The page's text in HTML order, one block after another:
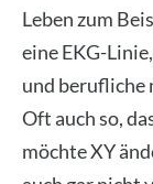
Leben zum
eine EKG-
und beruf­li­che
Oft auch so,
möch­te XY